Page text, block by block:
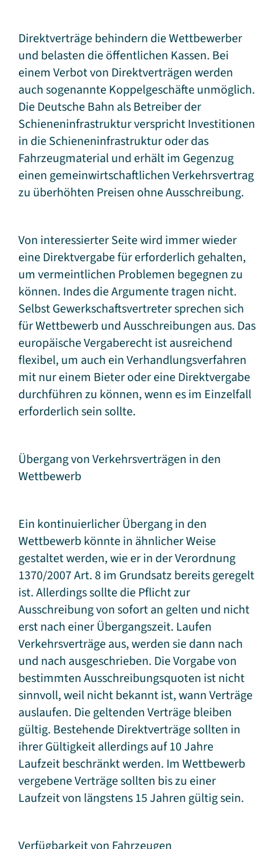
Direktverträge behindern die Wettbewerber
und belasten die öffentlichen Kassen. Bei
einem Verbot von Direktverträgen werden
auch sogenannte Koppelgeschäfte unmöglich.
Die Deutsche Bahn als Betreiber der
Schieneninfrastruktur verspricht Investitionen
in die Schieneninfrastruktur oder das
Fahrzeugmaterial und erhält im Gegenzug
einen gemeinwirtschaftlichen Verkehrsvertrag
zu überhöhten Preisen ohne Ausschreibung.
Von interessierter Seite wird immer wieder
eine Direktvergabe für erforderlich gehalten,
um vermeintlichen Problemen begegnen zu
können. Indes die Argumente tragen nicht.
Selbst Gewerkschaftsvertreter sprechen sich
für Wettbewerb und Ausschreibungen aus. Das
europäische Vergaberecht ist ausreichend
flexibel, um auch ein Verhandlungsverfahren
mit nur einem Bieter oder eine Direktvergabe
durchführen zu können, wenn es im Einzelfall
erforderlich sein sollte.
Übergang von Verkehrsverträgen in den
Wettbewerb
Ein kontinuierlicher Übergang in den
Wettbewerb könnte in ähnlicher Weise
gestaltet werden, wie er in der Verordnung
1370/2007 Art. 8 im Grundsatz bereits geregelt
ist. Allerdings sollte die Pflicht zur
Ausschreibung von sofort an gelten und nicht
erst nach einer Übergangszeit. Laufen
Verkehrsverträge aus, werden sie dann nach
und nach ausgeschrieben. Die Vorgabe von
bestimmten Ausschreibungsquoten ist nicht
sinnvoll, weil nicht bekannt ist, wann Verträge
auslaufen. Die geltenden Verträge bleiben
gültig. Bestehende Direktverträge sollten in
ihrer Gültigkeit allerdings auf 10 Jahre
Laufzeit beschränkt werden. Im Wettbewerb
vergebene Verträge sollten bis zu einer
Laufzeit von längstens 15 Jahren gültig sein.